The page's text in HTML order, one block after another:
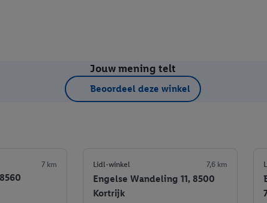
Jouw mening telt
Beoordeel deze winkel
7 km Lidl-winkel 7,6 km
Engelse Wandeling 11, 8500
Kortrijk